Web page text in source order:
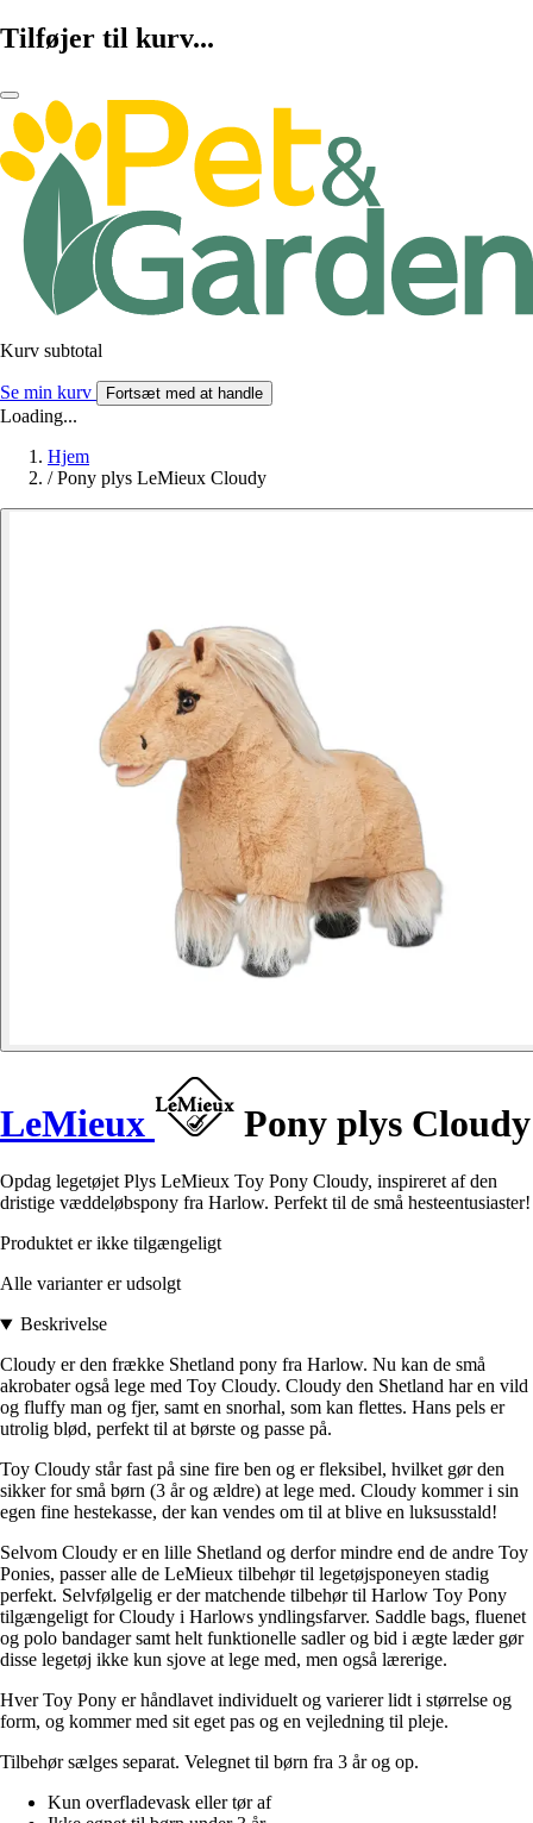
Tilføjer til kurv...
Kurv subtotal
Se min kurv Fortsæt med at handle
Loading...
Hjem
/ Pony plys LeMieux Cloudy
LeMieux Pony plys Cloudy
Opdag legetøjet Plys LeMieux Toy Pony Cloudy, inspireret af den
dristige væddeløbspony fra Harlow. Perfekt til de små hesteentusiaster!
Produktet er ikke tilgængeligt
Alle varianter er udsolgt
Beskrivelse
Cloudy er den frække Shetland pony fra Harlow. Nu kan de små
akrobater også lege med Toy Cloudy. Cloudy den Shetland har en vild
og fluffy man og fjer, samt en snorhal, som kan flettes. Hans pels er
utrolig blød, perfekt til at børste og passe på.
Toy Cloudy står fast på sine fire ben og er fleksibel, hvilket gør den
sikker for små børn (3 år og ældre) at lege med. Cloudy kommer i sin
egen fine hestekasse, der kan vendes om til at blive en luksusstald!
Selvom Cloudy er en lille Shetland og derfor mindre end de andre Toy
Ponies, passer alle de LeMieux tilbehør til legetøjsponeyen stadig
perfekt. Selvfølgelig er der matchende tilbehør til Harlow Toy Pony
tilgængeligt for Cloudy i Harlows yndlingsfarver. Saddle bags, fluenet
og polo bandager samt helt funktionelle sadler og bid i ægte læder gør
disse legetøj ikke kun sjove at lege med, men også lærerige.
Hver Toy Pony er håndlavet individuelt og varierer lidt i størrelse og
form, og kommer med sit eget pas og en vejledning til pleje.
Tilbehør sælges separat. Velegnet til børn fra 3 år og op.
Kun overfladevask eller tør af